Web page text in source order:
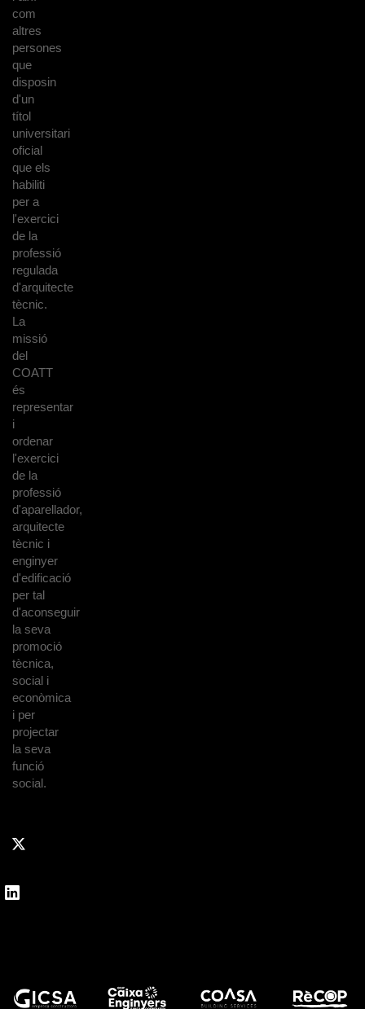
com
altres
persones
que
disposin
d'un
títol
universitari
oficial
que els
habiliti
per a
l'exercici
de la
professió
regulada
d'arquitecte
tècnic.
La
missió
del
COATT
és
representar
i
ordenar
l'exercici
de la
professió
d'aparellador,
arquitecte
tècnic i
enginyer
d'edificació
per tal
d'aconseguir
la seva
promoció
tècnica,
social i
econòmica
i per
projectar
la seva
funció
social.